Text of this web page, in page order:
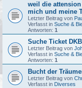
weil die
mich und meine
Letzter Beitrag von
Verfasst in Suche &
Antworten: 1
Suche Ticket
Letzter Beitrag von
Verfasst in Suche &
Antworten: 1
Bucht der
Letzter Beitrag von
Verfasst in Diverses